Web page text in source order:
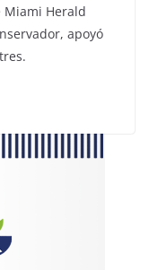
Herald
apoyó